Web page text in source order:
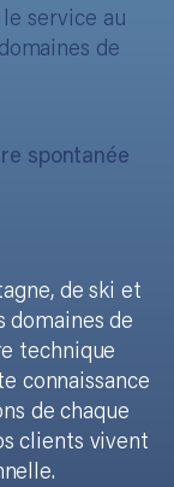
service au
de
spontanée
de ski et
domaines de
technique
connaissance
de chaque
clients vivent